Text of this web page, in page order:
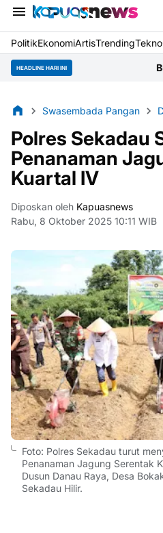
PolitikEkonomiArtisTrendingTekno
HEADLINE HARI INI Bupati Sujiwo
Swasembada Pangan
Polres Sekadau
Penanaman
Kuartal IV
Diposkan oleh Kapuasnews
Rabu, 8 Oktober 2025 10:11 WIB
Foto: Polres Sekadau turut
Penanaman Jagung Serentak
Dusun Danau Raya, Desa
Sekadau Hilir.